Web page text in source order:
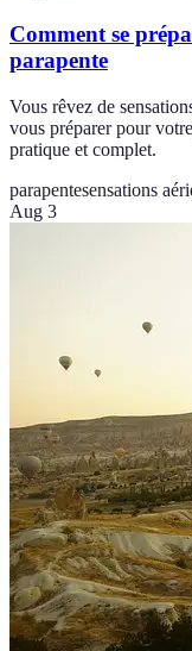
Comment se
parapente
Vous rêvez de
vous préparer pour
pratique et complet.
parapentesensations
Aug 3